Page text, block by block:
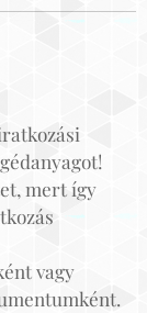
mert így
vagy